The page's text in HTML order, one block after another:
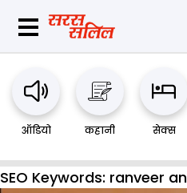
ऑडियो कहानी सेक्स
SEO Keywords: ranveer